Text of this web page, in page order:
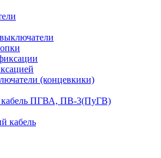
(концевкики)
ПГВА, ПВ-3(ПуГВ)
кабель